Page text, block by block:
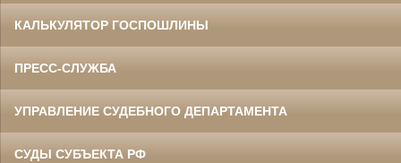
КАЛЬКУЛЯТОР ГОСПОШЛИНЫ
ПРЕСС-СЛУЖБА
УПРАВЛЕНИЕ СУДЕБНОГО ДЕПАРТАМЕНТА
СУДЫ СУБЪЕКТА РФ